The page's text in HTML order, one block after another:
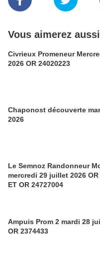
Vous aimerez aussi
Civrieux Promeneur Mercredi 5 aout
2026 OR 24020223
Chaponost découverte mardi 4 aout
2026
Le Semnoz Randonneur Montagne
mercredi 29 juillet 2026 OR 24537871
ET OR 24727004
Ampuis Prom 2 mardi 28 juillet 2026
OR 2374433